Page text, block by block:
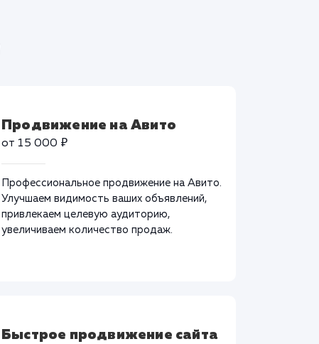
Продвижение на Авито
от 15 000 ₽
Профессиональное продвижение на Авито.
Улучшаем видимость ваших объявлений,
привлекаем целевую аудиторию,
увеличиваем количество продаж.
Быстрое продвижение сайта